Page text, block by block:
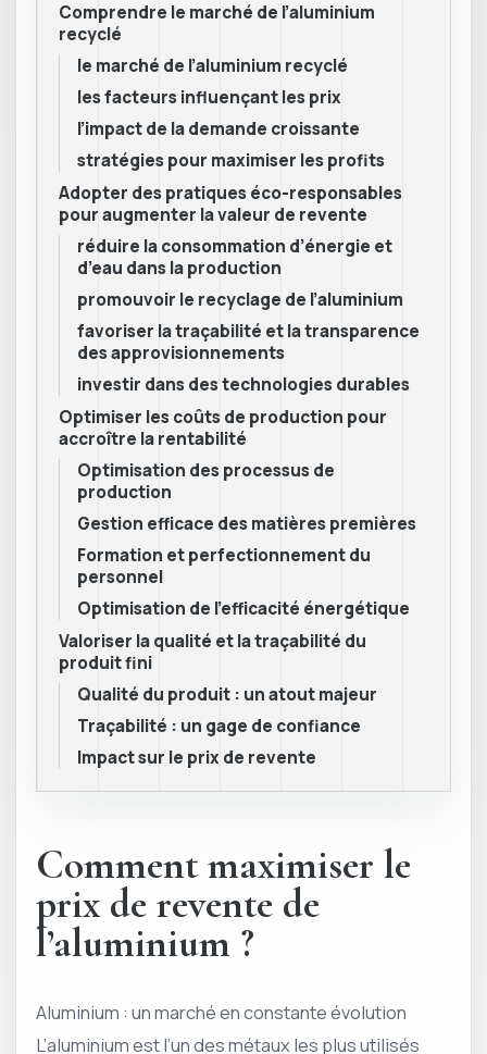
Comprendre le marché de l’aluminium
recyclé
le marché de l’aluminium recyclé
les facteurs influençant les prix
l’impact de la demande croissante
stratégies pour maximiser les profits
Adopter des pratiques éco-responsables
pour augmenter la valeur de revente
réduire la consommation d’énergie et
d’eau dans la production
promouvoir le recyclage de l’aluminium
favoriser la traçabilité et la transparence
des approvisionnements
investir dans des technologies durables
Optimiser les coûts de production pour
accroître la rentabilité
Optimisation des processus de
production
Gestion efficace des matières premières
Formation et perfectionnement du
personnel
Optimisation de l’efficacité énergétique
Valoriser la qualité et la traçabilité du
produit fini
Qualité du produit : un atout majeur
Traçabilité : un gage de confiance
Impact sur le prix de revente
Comment maximiser le
prix de revente de
l’aluminium ?
Aluminium : un marché en constante évolution
L’aluminium est l’un des métaux les plus utilisés